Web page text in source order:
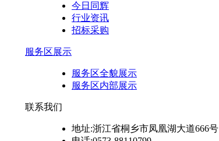
今日同辉
行业资讯
招标采购
服务区展示
服务区全貌展示
服务区内部展示
联系我们
地址:浙江省桐乡市凤凰湖大道666号